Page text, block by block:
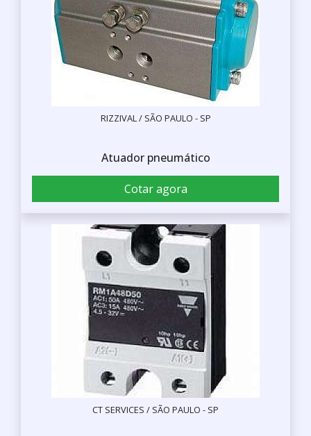
RIZZIVAL / SÃO PAULO - SP
Atuador pneumático
Cotar agora
CT SERVICES / SÃO PAULO - SP